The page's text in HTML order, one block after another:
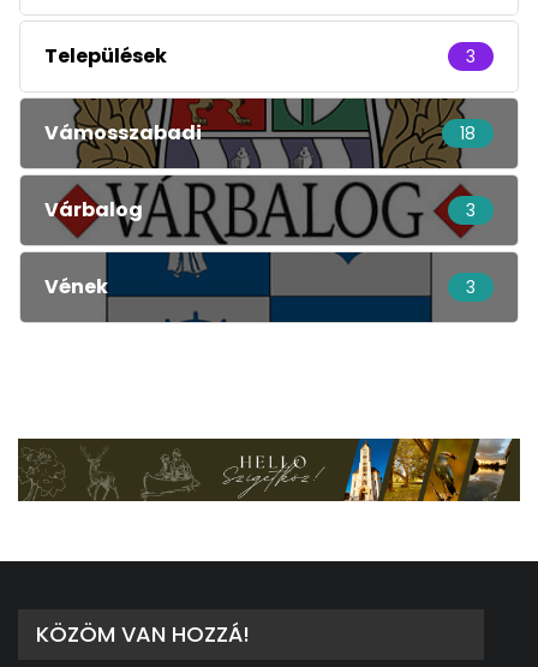
Települések 3
Vámosszabadi 18
Várbalog 3
Vének 3
KÖZÖM VAN HOZZÁ!